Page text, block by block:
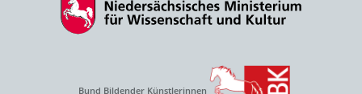
Bund Bildender Künstlerinnen